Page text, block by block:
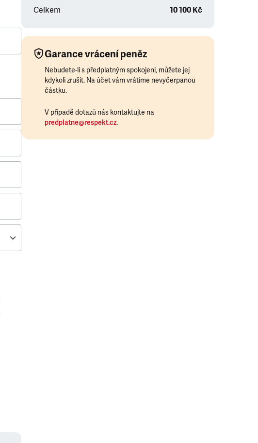
Celkem 10 100 Kč
Garance vrácení peněz
Nebudete-li s předplatným spokojeni, můžete jej
kdykoli zrušit. Na účet vám vrátíme nevyčerpanou
částku.
V případě dotazů nás kontaktujte na
predplatne@respekt.cz.